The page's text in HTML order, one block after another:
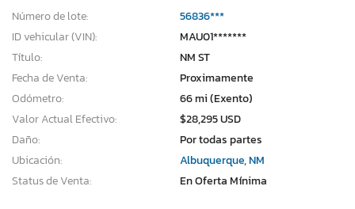
Número de lote:
56836***
ID vehicular (VIN):
MAU01*******
Título:
NM ST
Fecha de Venta:
Proximamente
Odómetro:
66 mi (Exento)
Valor Actual Efectivo:
$28,295 USD
Daño:
Por todas partes
Ubicación:
Albuquerque, NM
Status de Venta:
En Oferta Mínima